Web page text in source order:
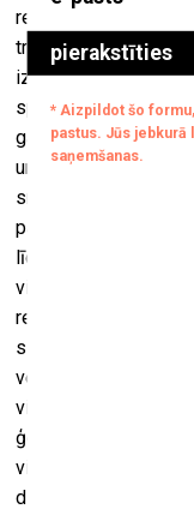
reizēm tieši
trijatā viņu emocijas
izgaismotā
spēkojās pa īstam,
garumā. Atvērti ne
un partnerībai,
smiekliem, te atkal
pazemošanai, kad
līdzi punktus.
visu saasināja līdz
regulārajās tikšanās
sievietei, tad abiem
verbālās divkaujās
visu pārvēršot vienā
ģenerālmēģinājuma
vidutājs, šajā
diplomāts, lai kaut